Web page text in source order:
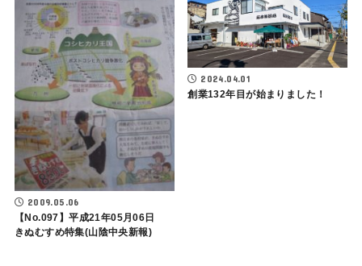
2009.05.06
【No.097】平成21年05月06日
きぬむすめ特集(山陰中央新報)
2024.04.01
創業132年目が始まりました！